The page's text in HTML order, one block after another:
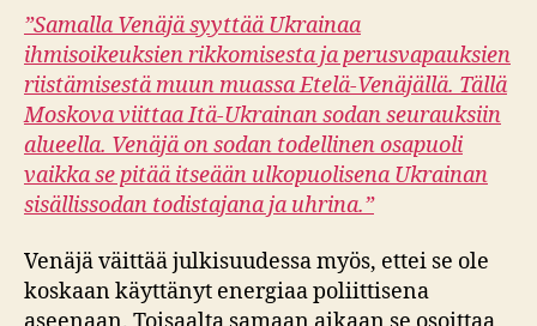
”Samalla Venäjä syyttää Ukrainaa
ihmisoikeuksien rikkomisesta ja perusvapauksien
riistämisestä muun muassa Etelä-Venäjällä. Tällä
Moskova viittaa Itä-Ukrainan sodan seurauksiin
alueella. Venäjä on sodan todellinen osapuoli
vaikka se pitää itseään ulkopuolisena Ukrainan
sisällissodan todistajana ja uhrina.”
Venäjä väittää julkisuudessa myös, ettei se ole
koskaan käyttänyt energiaa poliittisena